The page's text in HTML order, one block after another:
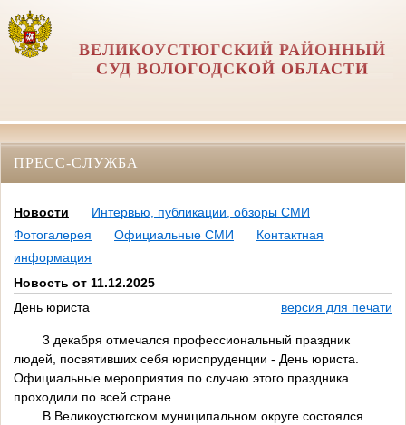
ВЕЛИКОУСТЮГСКИЙ РАЙОННЫЙ
СУД ВОЛОГОДСКОЙ ОБЛАСТИ
ПРЕСС-СЛУЖБА
Новости
Интервью, публикации, обзоры СМИ
Фотогалерея
Официальные СМИ
Контактная
информация
Новость от 11.12.2025
День юриста
версия для печати
3 декабря отмечался профессиональный праздник
людей, посвятивших себя юриспруденции - День юриста.
Официальные мероприятия по случаю этого праздника
проходили по всей стране.
В Великоустюгском муниципальном округе состоялся